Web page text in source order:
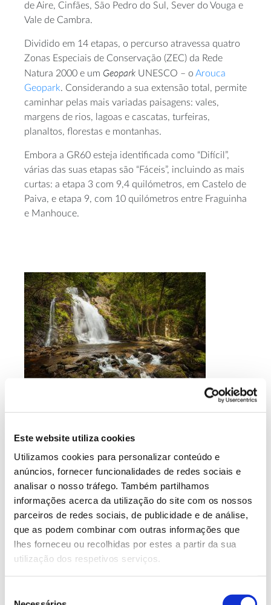
Este website utiliza cookies
Utilizamos cookies para personalizar conteúdo e
anúncios, fornecer funcionalidades de redes sociais e
analisar o nosso tráfego. Também partilhamos
informações acerca da utilização do site com os nossos
parceiros de redes sociais, de publicidade e de análise,
que as podem combinar com outras informações que
lhes forneceu ou recolhidas por estes a partir da sua
utilização dos respetivos serviços.
de Aire, Cinfães, São Pedro do Sul, Sever do Vouga e
Vale de Cambra.
Dividido em 14 etapas, o percurso atravessa quatro
Zonas Especiais de Conservação (ZEC) da Rede
Natura 2000 e um Geopark UNESCO – o Arouca
Geopark. Considerando a sua extensão total, permite
caminhar pelas mais variadas paisagens: vales,
margens de rios, lagoas e cascatas, turfeiras,
planaltos, florestas e montanhas.
Embora a GR60 esteja identificada como “Difícil”,
várias das suas etapas são “Fáceis”, incluindo as mais
curtas: a etapa 3 com 9,4 quilómetros, em Castelo de
Paiva, e etapa 9, com 10 quilómetros entre Fraguinha
e Manhouce.